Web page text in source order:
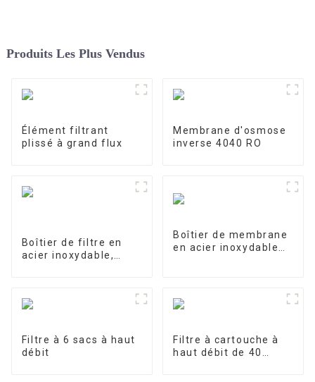
Produits Les Plus Vendus
Élément filtrant
plissé à grand flux
Membrane d'osmose
inverse 4040 RO
Boîtier de filtre en
acier inoxydable,
Boîtier de membrane
en acier inoxydable
Filtre à 6 sacs à haut
débit
Filtre à cartouche à
haut débit de 40